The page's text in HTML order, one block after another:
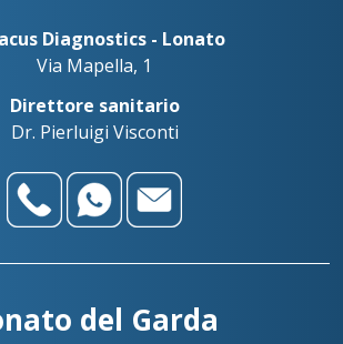
Diagnostics - Lonato
Via Mapella, 1
Direttore sanitario
Dr. Pierluigi Visconti
del Garda